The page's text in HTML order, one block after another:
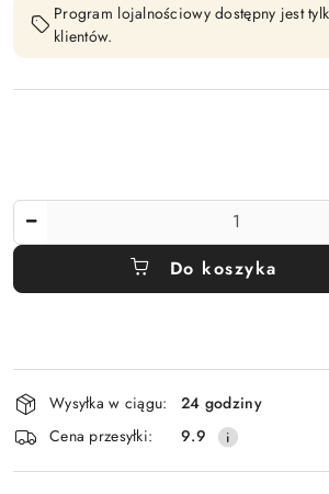
Program lojalnościowy dostępny jest
klientów.
Do koszyka
Wyślij
Dostępność
i
dostawa
Wysyłka w ciągu:
24 godziny
Cena przesyłki:
9.9